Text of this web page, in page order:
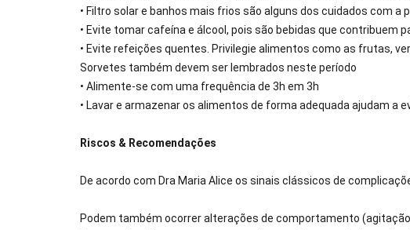
• Filtro solar e banhos mais frios são alguns dos cuidados com a
• Evite tomar cafeína e álcool, pois são bebidas que contribuem
• Evite refeições quentes. Privilegie alimentos como as frutas,
Sorvetes também devem ser lembrados neste período
• Alimente-se com uma frequência de 3h em 3h
• Lavar e armazenar os alimentos de forma adequada ajudam a
Riscos & Recomendações
De acordo com Dra Maria Alice os sinais clássicos de
Podem também ocorrer alterações de comportamento